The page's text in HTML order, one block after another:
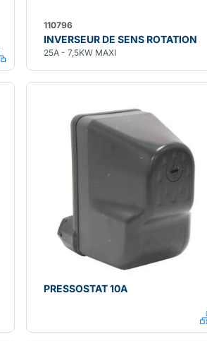
110796
INVERSEUR DE SENS ROTATION
25A - 7,5KW MAXI
PRESSOSTAT 10A